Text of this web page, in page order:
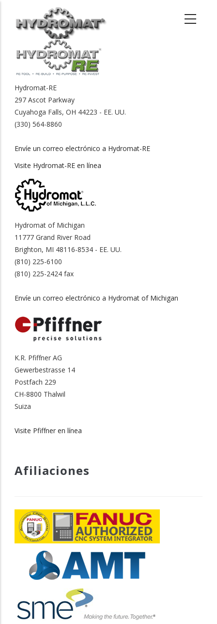
contenido
Hydromat-RE
297 Ascot Parkway
Cuyahoga Falls, OH 44223 - EE. UU.
(330) 564-8860
Envíe un correo electrónico a Hydromat-RE
Visite Hydromat-RE en línea
Hydromat of Michigan
11777 Grand River Road
Brighton, MI 48116-8534 - EE. UU.
(810) 225-6100
(810) 225-2424 fax
Envíe un correo electrónico a Hydromat of Michigan
K.R. Pfiffner AG
Gewerbestrasse 14
Postfach 229
CH-8800 Thalwil
Suiza
Visite Pfiffner en línea
Afiliaciones